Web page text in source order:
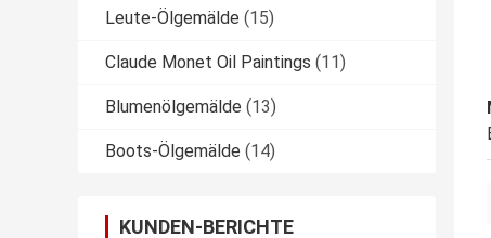
Leute-Ölgemälde (15)
Claude Monet Oil Paintings (11)
Blumenölgemälde (13)
Boots-Ölgemälde (14)
KUNDEN-BERICHTE